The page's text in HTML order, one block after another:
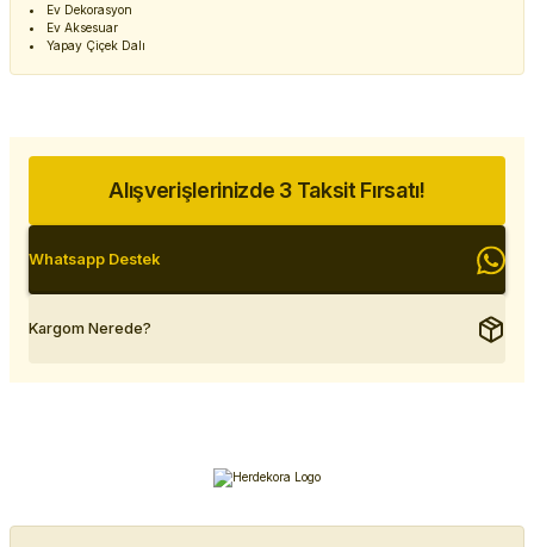
Ev Dekorasyon
Ev Aksesuar
Yapay Çiçek Dalı
Alışverişlerinizde 3 Taksit Fırsatı!
Whatsapp Destek
Kargom Nerede?